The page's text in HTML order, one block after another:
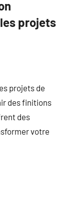
projets
projets de
des finitions
des
votre